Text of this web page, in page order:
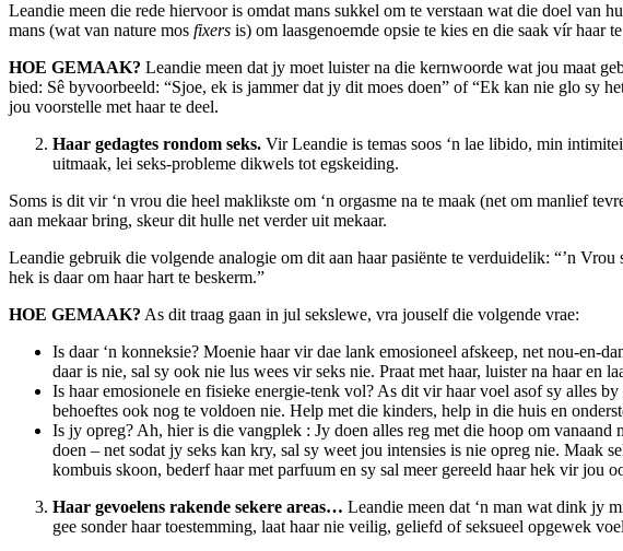
Leandie meen die rede hiervoor is omdat mans sukkel om te verstaan wat die doel van
mans (wat van nature mos fixers is) om laasgenoemde opsie te kies en die saak vír
HOE GEMAAK? Leandie meen dat jy moet luister na die kernwoorde wat jou maat
bied: Sê byvoorbeeld: “Sjoe, ek is jammer dat jy dit moes doen” of “Ek kan nie glo sy
jou voorstelle met haar te deel.
Haar gedagtes rondom seks. Vir Leandie is temas soos ‘n lae libido, min
uitmaak, lei seks-probleme dikwels tot egskeiding.
Soms is dit vir ‘n vrou die heel maklikste om ‘n orgasme na te maak (net om manlief
aan mekaar bring, skeur dit hulle net verder uit mekaar.
Leandie gebruik die volgende analogie om dit aan haar pasiënte te verduidelik: “’n
hek is daar om haar hart te beskerm.”
HOE GEMAAK? As dit traag gaan in jul sekslewe, vra jouself die volgende vrae:
Is daar ‘n konneksie? Moenie haar vir dae lank emosioneel afskeep, net nou-en-
daar is nie, sal sy ook nie lus wees vir seks nie. Praat met haar, luister na haar en
Is haar emosionele en fisieke energie-tenk vol? As dit vir haar voel asof sy alles
behoeftes ook nog te voldoen nie. Help met die kinders, help in die huis en
Is jy opreg? Ah, hier is die vangplek : Jy doen alles reg met die hoop om
doen – net sodat jy seks kan kry, sal sy weet jou intensies is nie opreg nie. Maak
kombuis skoon, bederf haar met parfuum en sy sal meer gereeld haar hek vir jou
Haar gevoelens rakende sekere areas… Leandie meen dat ‘n man wat dink jy
gee sonder haar toestemming, laat haar nie veilig, geliefd of seksueel opgewek